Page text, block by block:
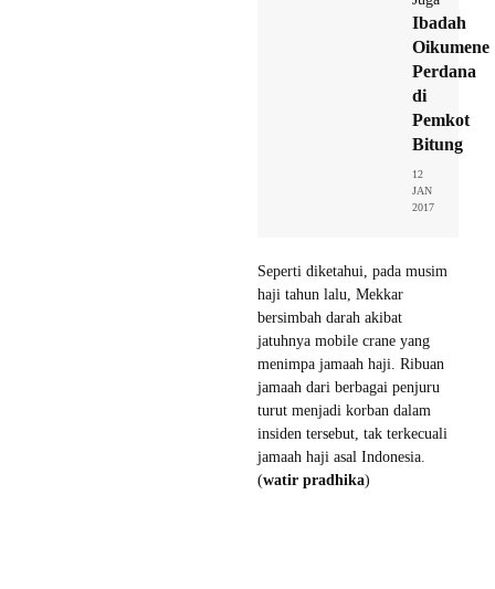
Ibadah
Oikumene
Perdana
di
Pemkot
Bitung
12
JAN
2017
Seperti diketahui, pada musim
haji tahun lalu, Mekkar
bersimbah darah akibat
jatuhnya mobile crane yang
menimpa jamaah haji. Ribuan
jamaah dari berbagai penjuru
turut menjadi korban dalam
insiden tersebut, tak terkecuali
jamaah haji asal Indonesia.
(watir pradhika)